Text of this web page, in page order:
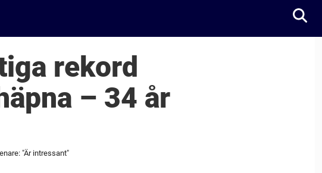
rekord
– 34 år
"Är intressant"